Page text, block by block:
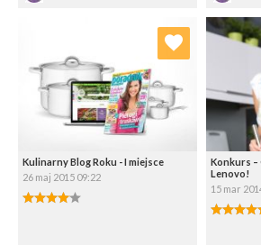
Kulinarny Blog Roku - I miejsce
26 maj 2015 09:22
4.00/5
Dodaj do ulubionych
Wybierz listę:
Konkurs –
Lenovo!
15 mar
5.00/5